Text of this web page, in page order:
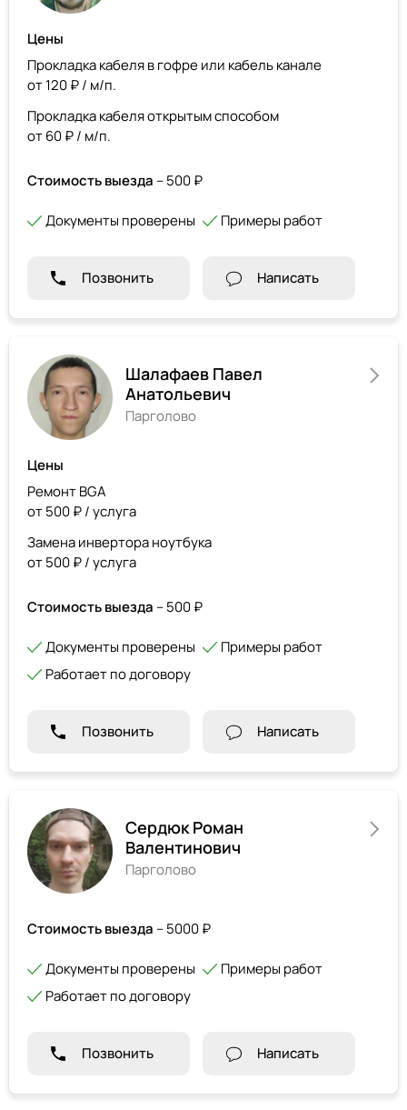
Цены
Прокладка кабеля в гофре или кабель канале
от 120 ₽ / м/п.
Прокладка кабеля открытым способом
от 60 ₽ / м/п.
Стоимость выезда – 500 ₽
Документы проверены Примеры работ
Позвонить Написать
Шалафаев Павел
Анатольевич
Парголово
Цены
Ремонт BGA
от 500 ₽ / услуга
Замена инвертора ноутбука
от 500 ₽ / услуга
Стоимость выезда – 500 ₽
Документы проверены
Примеры работ
Работает по договору
Позвонить Написать
Сердюк Роман
Валентинович
Парголово
Стоимость выезда – 5000 ₽
Документы проверены
Примеры работ
Работает по договору
Позвонить Написать